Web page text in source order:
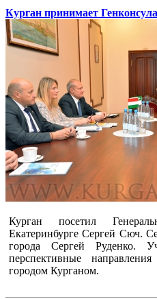
Курган принимает
Курган посетил
Екатеринбурге Сергей Сюч.
города Сергей Руденко.
перспективные
городом Курганом.